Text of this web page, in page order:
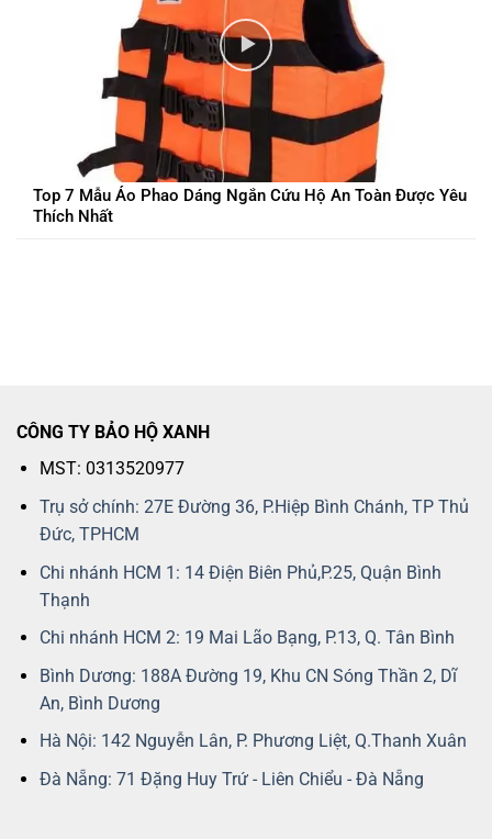
Top 7 Mẫu Áo Phao Dáng Ngắn Cứu Hộ An Toàn Được Yêu
Thích Nhất
CÔNG TY BẢO HỘ XANH
MST: 0313520977
Trụ sở chính: 27E Đường 36, P.Hiệp Bình Chánh, TP Thủ
Đức, TPHCM
Chi nhánh HCM 1: 14 Điện Biên Phủ,P.25, Quận Bình
Thạnh
Chi nhánh HCM 2: 19 Mai Lão Bạng, P.13, Q. Tân Bình
Bình Dương: 188A Đường 19, Khu CN Sóng Thần 2, Dĩ
An, Bình Dương
Hà Nội: 142 Nguyễn Lân, P. Phương Liệt, Q.Thanh Xuân
Đà Nẵng: 71 Đặng Huy Trứ - Liên Chiểu - Đà Nẵng